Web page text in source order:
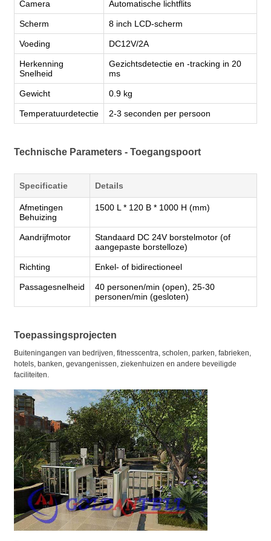
Camera Automatische lichtflits
Scherm 8 inch LCD-scherm
Voeding DC12V/2A
Herkenning
Snelheid
Gezichtsdetectie en -tracking in 20
ms
Gewicht 0.9 kg
Temperatuurdetectie 2-3 seconden per persoon
Technische Parameters - Toegangspoort
Specificatie Details
Afmetingen
Behuizing
1500 L * 120 B * 1000 H (mm)
Aandrijfmotor
Standaard DC 24V borstelmotor (of
aangepaste borstelloze)
Richting Enkel- of bidirectioneel
Passagesnelheid
40 personen/min (open), 25-30
personen/min (gesloten)
Toepassingsprojecten
Buiteningangen van bedrijven, fitnesscentra, scholen, parken, fabrieken,
hotels, banken, gevangenissen, ziekenhuizen en andere beveiligde
faciliteiten.